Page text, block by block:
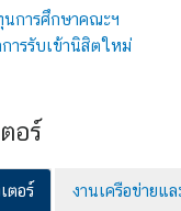
นการศึกษาคณะฯ
ารรับเข้านิสิตใหม่
อร์
ตอร์ งานเครือข่ายแ